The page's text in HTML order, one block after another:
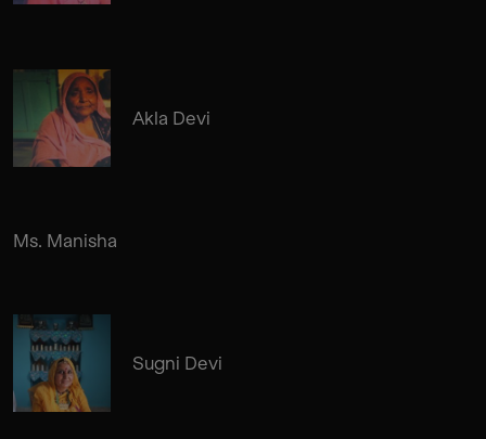
Akla Devi
Ms. Manisha
Sugni Devi